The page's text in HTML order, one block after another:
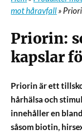
mot håravfall»
Priorin:
kapslar
Priorin är ett
hårhälsa och
innehåller en
såsom biotin,